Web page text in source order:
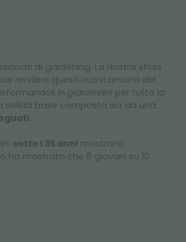
di gardening. La nostra sfida
rendere questi nuovi amanti del
in giardinieri per tutta la
solida base composta sia da una
.
sotto i 35 anni mostrano
ha mostrato che 8 giovani su 10